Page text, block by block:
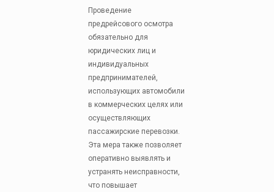
Проведение
предрейсового осмотра
обязательно для
юридических лиц и
индивидуальных
предпринимателей,
использующих автомобили
в коммерческих целях или
осуществляющих
пассажирские перевозки.
Эта мера также позволяет
оперативно выявлять и
устранять неисправности,
что повышает